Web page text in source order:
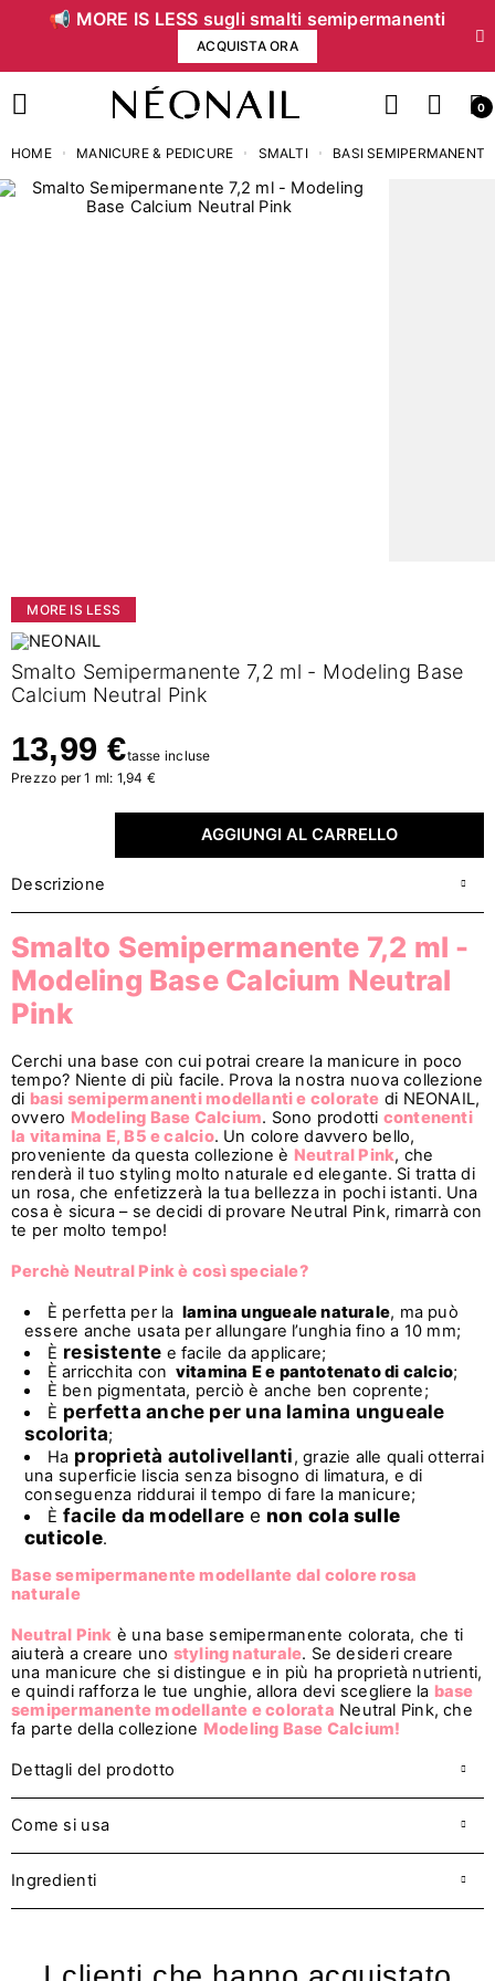
📢 MORE IS LESS sugli smalti semipermanenti
ACQUISTA ORA
0
HOME MANICURE & PEDICURE SMALTI BASI SEMIPERMANENTI
MORE IS LESS
Smalto Semipermanente 7,2 ml - Modeling Base
Calcium Neutral Pink
13,99 €tasse incluse
Prezzo per 1 ml: 1,94 €
AGGIUNGI AL CARRELLO
Descrizione
Smalto Semipermanente 7,2 ml -
Modeling Base Calcium Neutral
Pink
Cerchi una base con cui potrai creare la manicure in poco
tempo? Niente di più facile. Prova la nostra nuova collezione
di basi semipermanenti modellanti e colorate di NEONAIL,
ovvero Modeling Base Calcium. Sono prodotti contenenti
la vitamina E, B5 e calcio. Un colore davvero bello,
proveniente da questa collezione è Neutral Pink, che
renderà il tuo styling molto naturale ed elegante. Si tratta di
un rosa, che enfetizzerà la tua bellezza in pochi istanti. Una
cosa è sicura – se decidi di provare Neutral Pink, rimarrà con
te per molto tempo!
Perchè Neutral Pink è così speciale?
È perfetta per la lamina ungueale naturale, ma può
essere anche usata per allungare l’unghia fino a 10 mm;
È resistente e facile da applicare;
È arricchita con vitamina E e pantotenato di calcio;
È ben pigmentata, perciò è anche ben coprente;
È perfetta anche per una lamina ungueale
scolorita;
Ha proprietà autolivellanti, grazie alle quali otterrai
una superficie liscia senza bisogno di limatura, e di
conseguenza riddurai il tempo di fare la manicure;
È facile da modellare e non cola sulle
cuticole.
Base semipermanente modellante dal colore rosa
naturale
Neutral Pink è una base semipermanente colorata, che ti
aiuterà a creare uno styling naturale. Se desideri creare
una manicure che si distingue e in più ha proprietà nutrienti,
e quindi rafforza le tue unghie, allora devi scegliere la base
semipermanente modellante e colorata Neutral Pink, che
fa parte della collezione Modeling Base Calcium!
Dettagli del prodotto
Come si usa
Ingredienti